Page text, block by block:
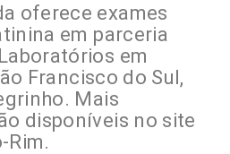
oferece exames
em parceria
em
Francisco do Sul,
Mais
disponíveis no site
Rim.